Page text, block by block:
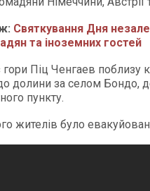
Святкування Дня
та іноземних гостей
Піц Ченгаев поблизу
долини за селом Бондо,
пункту.
жителів було